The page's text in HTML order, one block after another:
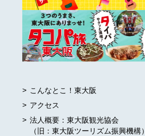
こんなとこ！東大阪
アクセス
法人概要：東大阪観光協会
（旧：東大阪ツーリズム振興機構）